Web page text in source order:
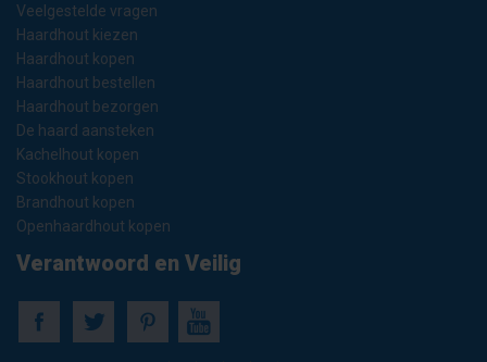
Veelgestelde vragen
Haardhout kiezen
Haardhout kopen
Haardhout bestellen
Haardhout bezorgen
De haard aansteken
Kachelhout kopen
Stookhout kopen
Brandhout kopen
Openhaardhout kopen
Verantwoord en Veilig